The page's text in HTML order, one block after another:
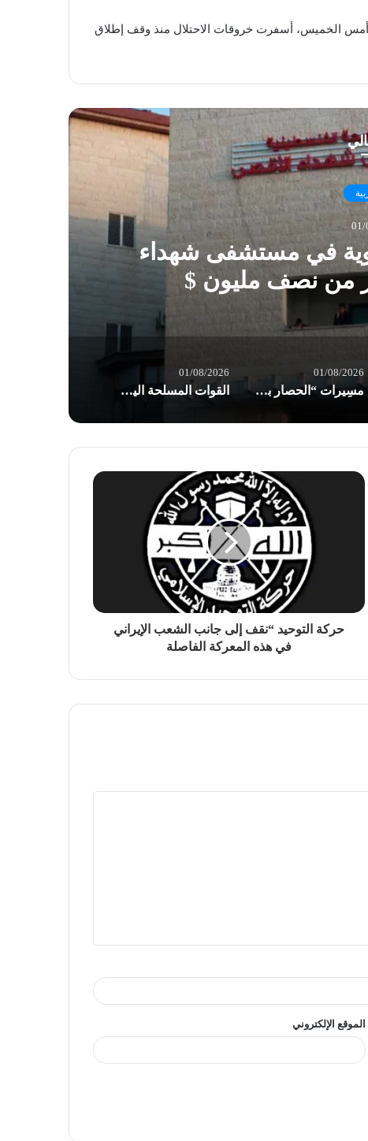
الخميس، أسفرت خروقات الاحتلال منذ وقف إطلاق
01/
في مستشفى شهداء
من نصف مليون $
01/08/2026
مسِيرات “الحصار بالحصار والتصعيد بالتصعيد” في صنعاء: مستعدون لأثمان المعركة
01/08/2026
القوات المسلحة اليمنية: إجبار 8 سفن نفطية للعدو السعودي على تغيير مسارها
حركة التوحيد “نقف إلى جانب الشعب الإيراني
في هذه المعركة الفاصلة
الموقع الإلكتروني